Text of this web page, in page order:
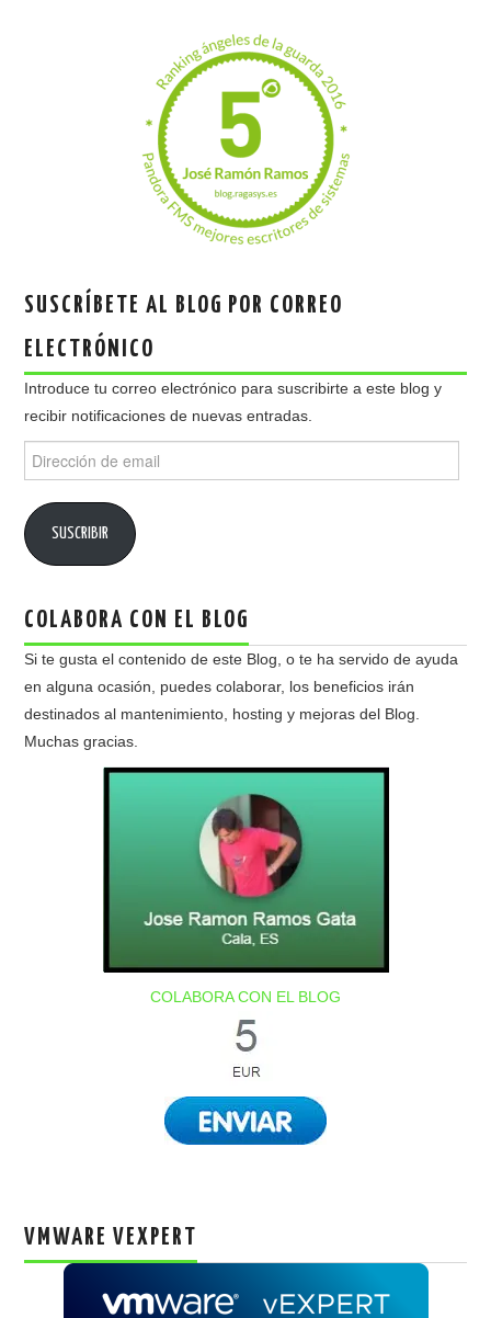
SUSCRÍBETE AL BLOG POR CORREO
ELECTRÓNICO
Introduce tu correo electrónico para suscribirte a este blog y
recibir notificaciones de nuevas entradas.
Dirección
de
SUSCRIBIR
COLABORA CON EL BLOG
Si te gusta el contenido de este Blog, o te ha servido de ayuda
en alguna ocasión, puedes colaborar, los beneficios irán
destinados al mantenimiento, hosting y mejoras del Blog.
Muchas gracias.
COLABORA CON EL BLOG
VMWARE VEXPERT